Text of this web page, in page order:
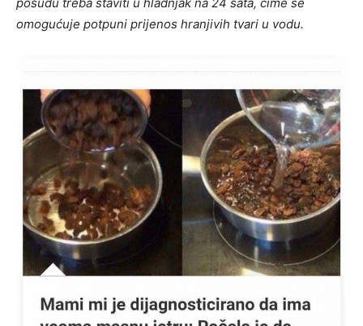
omogućuje potpuni prijenos hranjivih tvari u vodu.